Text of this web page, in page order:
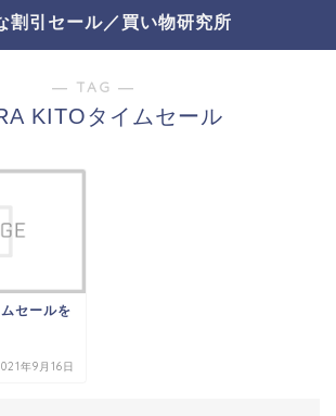
割引セール／買い物研究所
― TAG ―
KITOタイムセール
セールを
年9月16日